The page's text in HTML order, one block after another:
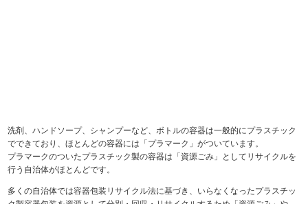
洗剤、ハンドソープ、シャンプーなど、ボトルの容器は一般的にプラスチック
でできており、ほとんどの容器には「プラマーク」がついています。
プラマークのついたプラスチック製の容器は「資源ごみ」としてリサイクルを
行う自治体がほとんどです。
多くの自治体では容器包装リサイクル法に基づき、いらなくなったプラスチッ